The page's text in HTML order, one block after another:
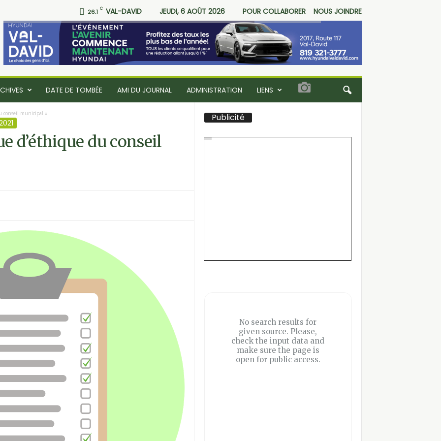
26.1 C VAL-DAVID JEUDI, 6 AOÛT 2026 POUR COLLABORER NOUS JOINDRE
DATE DE TOMBÉE AMI DU JOURNAL ADMINISTRATION LIENS
conseil municipal »
d’éthique du conseil
Publicité
No search results for
given source. Please,
check the input data and
make sure the page is
open for public access.